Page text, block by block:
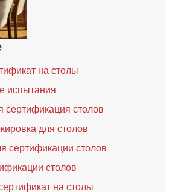
на столы
испытания
сертификация столов
для столов
сертификации столов
столов
на столы